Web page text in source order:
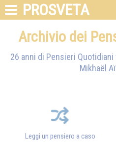
PROSVETA
Archivio dei
26 anni di Pensieri
Mikhaël
Leggi un pensiero a caso